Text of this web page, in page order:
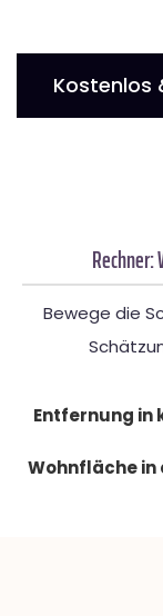
Kostenlos
Rechner:
Bewege die
Entfernung in
Wohnfläche in